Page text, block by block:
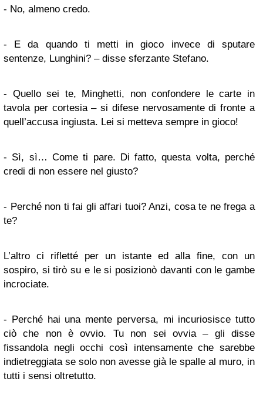
- No, almeno credo.
- E da quando ti metti in gioco invece di sputare
sentenze, Lunghini? – disse sferzante Stefano.
- Quello sei te, Minghetti, non confondere le carte in
tavola per cortesia – si difese nervosamente di fronte a
quell’accusa ingiusta. Lei si metteva sempre in gioco!
- Sì, sì… Come ti pare. Di fatto, questa volta, perché
credi di non essere nel giusto?
- Perché non ti fai gli affari tuoi? Anzi, cosa te ne frega a
te?
L’altro ci rifletté per un istante ed alla fine, con un
sospiro, si tirò su e le si posizionò davanti con le gambe
incrociate.
- Perché hai una mente perversa, mi incuriosisce tutto
ciò che non è ovvio. Tu non sei ovvia – gli disse
fissandola negli occhi così intensamente che sarebbe
indietreggiata se solo non avesse già le spalle al muro, in
tutti i sensi oltretutto.